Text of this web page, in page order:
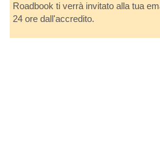
Roadbook ti verrà invitato alla tua
24 ore dall'accredito.